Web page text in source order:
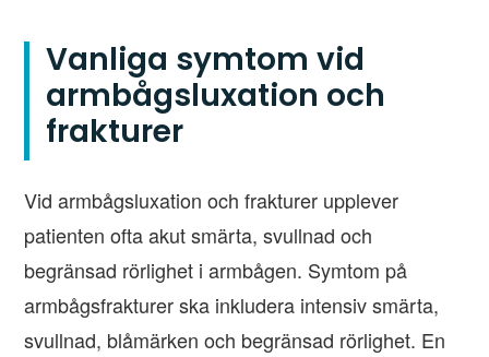
Vanliga symtom vid
armbågsluxation och
frakturer
Vid armbågsluxation och frakturer upplever
patienten ofta akut smärta, svullnad och
begränsad rörlighet i armbågen. Symtom på
armbågsfrakturer ska inkludera intensiv smärta,
svullnad, blåmärken och begränsad rörlighet. En